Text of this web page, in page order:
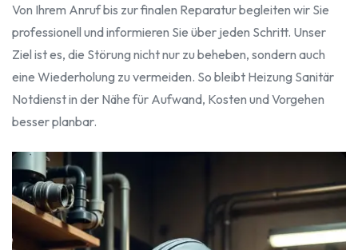
Von Ihrem Anruf bis zur finalen Reparatur begleiten wir Sie
professionell und informieren Sie über jeden Schritt. Unser
Ziel ist es, die Störung nicht nur zu beheben, sondern auch
eine Wiederholung zu vermeiden. So bleibt Heizung Sanitär
Notdienst in der Nähe für Aufwand, Kosten und Vorgehen
besser planbar.